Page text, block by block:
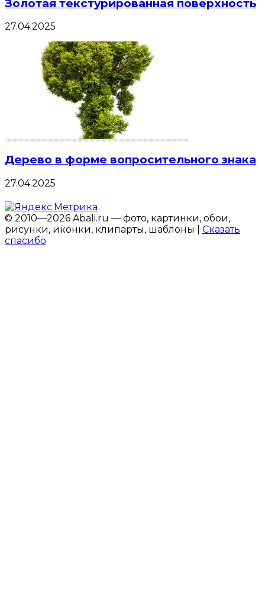
Золотая текстурированная поверхность
27.04.2025
Дерево в форме вопросительного знака
27.04.2025
© 2010—2026 Abali.ru — фото, картинки, обои,
рисунки, иконки, клипарты, шаблоны | Сказать
спасибо